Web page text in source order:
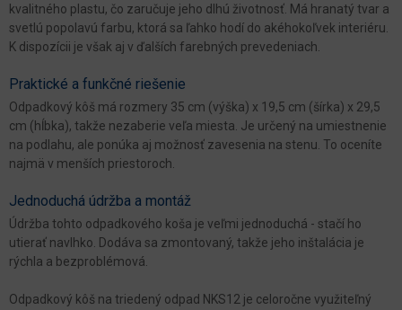
kvalitného plastu, čo zaručuje jeho dlhú životnosť. Má hranatý tvar a
svetlú popolavú farbu, ktorá sa ľahko hodí do akéhokoľvek interiéru.
K dispozícii je však aj v ďalších farebných prevedeniach.
Praktické a funkčné riešenie
Odpadkový kôš má rozmery 35 cm (výška) x 19,5 cm (šírka) x 29,5
cm (hĺbka), takže nezaberie veľa miesta. Je určený na umiestnenie
na podlahu, ale ponúka aj možnosť zavesenia na stenu. To oceníte
najmä v menších priestoroch.
Jednoduchá údržba a montáž
Údržba tohto odpadkového koša je veľmi jednoduchá - stačí ho
utierať navlhko. Dodáva sa zmontovaný, takže jeho inštalácia je
rýchla a bezproblémová.
Odpadkový kôš na triedený odpad NKS12 je celoročne využiteľný